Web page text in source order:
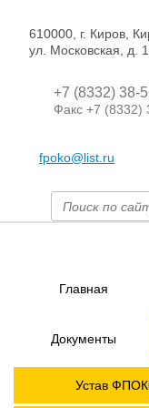
610000, г. Киров,
ул. Московская, д.
+7 (8332) 38-
Факс +7 (8332)
fpoko@list.ru
Главная
Документы
Устав
Членские